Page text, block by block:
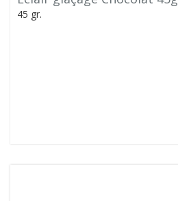
45 gr.